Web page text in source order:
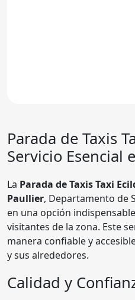
Parada de Taxis
Servicio Esencial
La Parada de Taxis Taxi
Paullier, Departamento de
en una opción
visitantes de la zona. Este
manera confiable y
y sus alrededores.
Calidad y